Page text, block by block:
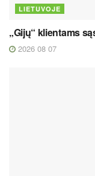
LIETUVOJE
„Gijų“ klientams
2026 08 07